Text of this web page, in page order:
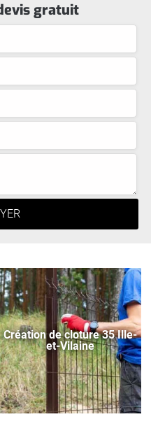
gratuit
Création de cloture 35 Ille-
et-Vilaine